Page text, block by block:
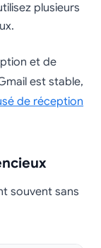
plusieurs
et de
est stable,
de réception
souvent sans